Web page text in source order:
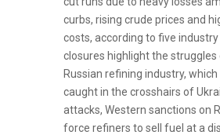
curbs, rising crude prices and
costs, according to five
closures highlight the struggles
Russian refining industry,
caught in the crosshairs of
attacks, Western sanctions on
force refiners to sell fuel at a